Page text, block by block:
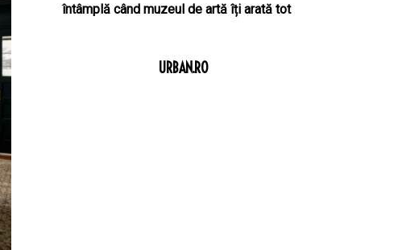
întâmplă când muzeul de artă îți arată tot
URBAN.RO